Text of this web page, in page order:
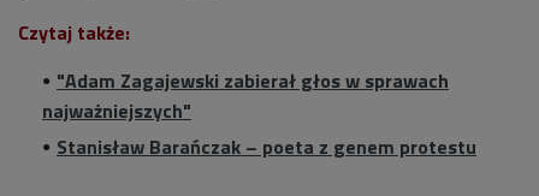
Czytaj także:
"Adam Zagajewski zabierał głos w sprawach
najważniejszych"
Stanisław Barańczak – poeta z genem protestu